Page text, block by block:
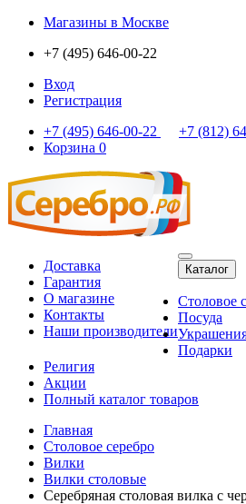
Магазины в Москве
+7 (495) 646-00-22
Вход
Регистрация
+7 (495) 646-00-22
+7 (812)
Корзина 0
Доставка
Гарантия
О магазине
Контакты
Наши производители
Каталог
Столовое
Посуда
Подарки
Религия
Акции
Полный каталог товаров
Главная
Столовое серебро
Вилки
Вилки столовые
Серебряная столовая вилка с